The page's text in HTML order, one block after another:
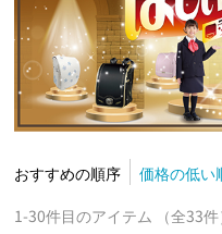
おすすめの順序 価格の低い
1-30件目のアイテム （全33件